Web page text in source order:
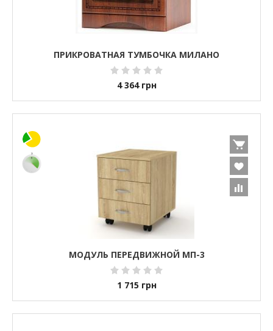
ПРИКРОВАТНАЯ ТУМБОЧКА МИЛАНО
4 364 грн
МОДУЛЬ ПЕРЕДВИЖНОЙ МП-3
1 715 грн